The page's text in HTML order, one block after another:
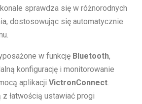
sprawdza się w różnorodnych
dostosowując się automatycznie
w funkcję Bluetooth,
konfigurację i monitorowanie
aplikacji VictronConnect.
łatwością ustawiać progi